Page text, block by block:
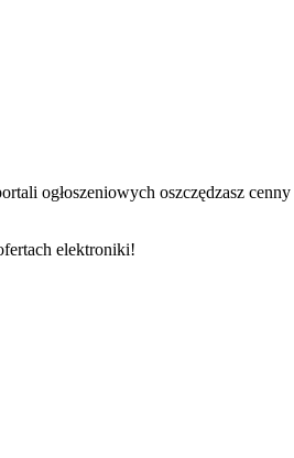
ogłoszeniowych oszczędzasz cenny
elektroniki!